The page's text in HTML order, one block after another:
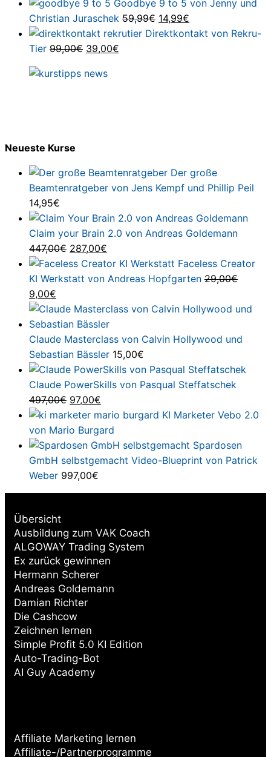
war:
99,00€
ist:
29,00€.
Goodbye 9 to 5 von Jenny und
Christian Juraschek 59,99€ Ursprünglicher
Preis
14,99€
Preis
Direktkontakt von Rekru-
Tier 99,00€ Ursprünglicher
war:
39,00€
Neueste Kurse
Der große
Beamtenratgeber von Jens Kempf und Phillip Peil
14,95€
Claim your Brain 2.0 von Andreas Goldemann
447,00€ Ursprünglicher
Preis
war:
287,00€
Preis
ist:
Faceless Creator
KI Werkstatt von Andreas Hopfgarten 29,00€
Ursprünglicher
Preis
war:
29,00€
9,00€
Preis
ist:
9,00€.
Claude Masterclass von Calvin Hollywood und
Sebastian Bässler 15,00€
Claude PowerSkills von Pasqual Steffatschek
497,00€ Ursprünglicher
Preis
war:
497,00€
97,00€
Preis
ist:
97,00€.
KI Marketer Vebo 2.0
von Mario Burgard
Spardosen
GmbH selbstgemacht Video-Blueprint von Patrick
Weber 997,00€
Übersicht
Ausbildung zum VAK Coach
ALGOWAY Trading System
Ex zurück gewinnen
Hermann Scherer
Andreas Goldemann
Damian Richter
Die Cashcow
Zeichnen lernen
Simple Profit 5.0 KI Edition
Auto-Trading-Bot
AI Guy Academy
Affiliate Marketing lernen
Affiliate-/Partnerprogramme